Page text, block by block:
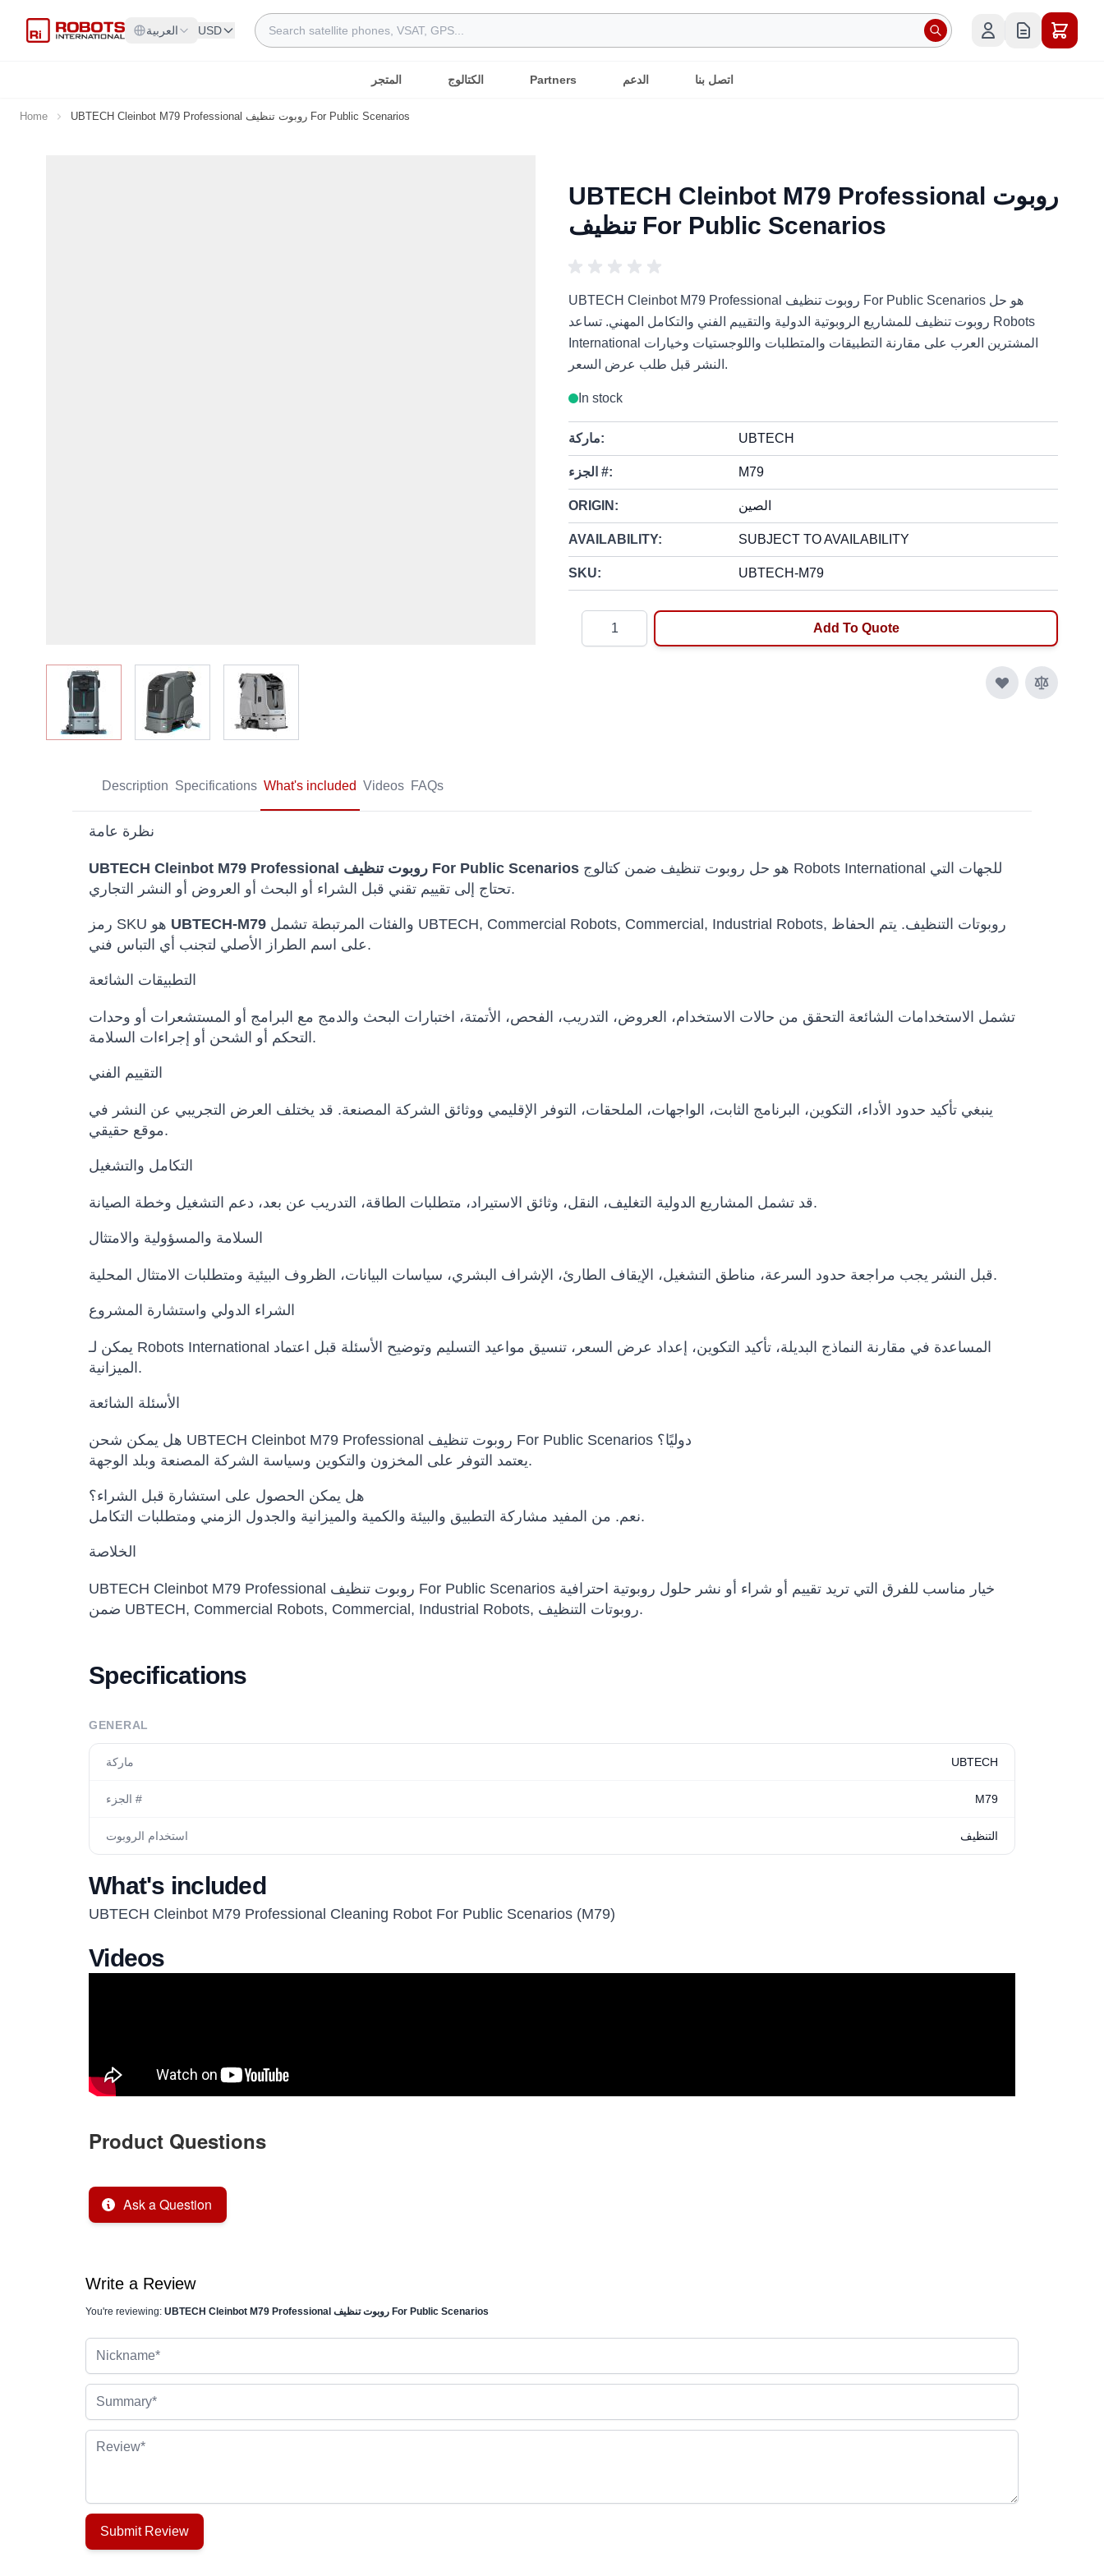
العربية USD
Search
المتجر الكتالوج Partners الدعم اتصل بنا
Home UBTECH Cleinbot M79 Professional روبوت تنظيف For Public Scenarios
UBTECH Cleinbot M79 Professional روبوت
تنظيف For Public Scenarios
View larger imageView larger imageView larger image
UBTECH Cleinbot M79 Professional روبوت تنظيف For Public Scenarios هو حل
روبوت تنظيف للمشاريع الروبوتية الدولية والتقييم الفني والتكامل المهني. تساعد Robots
International المشترين العرب على مقارنة التطبيقات والمتطلبات واللوجستيات وخيارات
النشر قبل طلب عرض السعر.
In stock
ماركة: UBTECH
الجزء #: M79
ORIGIN: الصين
AVAILABILITY: SUBJECT TO AVAILABILITY
SKU: UBTECH-M79
Add To Quote
Description Specifications What's included Videos FAQs
نظرة عامة
UBTECH Cleinbot M79 Professional روبوت تنظيف For Public Scenarios
تحتاج إلى تقييم تقني قبل الشراء أو البحث أو العروض أو النشر التجاري.
UBTECH-M79
على اسم الطراز الأصلي لتجنب أي التباس فني.
التطبيقات الشائعة
تشمل الاستخدامات الشائعة التحقق من حالات الاستخدام، العروض، التدريب، الفحص، الأتمتة، اختبارات البحث والدمج مع البرامج أو المستشعرات أو وحدات
التحكم أو الشحن أو إجراءات السلامة.
التقييم الفني
ينبغي تأكيد حدود الأداء، التكوين، البرنامج الثابت، الواجهات، الملحقات، التوفر الإقليمي ووثائق الشركة المصنعة. قد يختلف العرض التجريبي عن النشر في
موقع حقيقي.
التكامل والتشغيل
قد تشمل المشاريع الدولية التغليف، النقل، وثائق الاستيراد، متطلبات الطاقة، التدريب عن بعد، دعم التشغيل وخطة الصيانة.
السلامة والمسؤولية والامتثال
قبل النشر يجب مراجعة حدود السرعة، مناطق التشغيل، الإيقاف الطارئ، الإشراف البشري، سياسات البيانات، الظروف البيئية ومتطلبات الامتثال المحلية.
الشراء الدولي واستشارة المشروع
يمكن لـ Robots International المساعدة في مقارنة النماذج البديلة، تأكيد التكوين، إعداد عرض السعر، تنسيق مواعيد التسليم وتوضيح الأسئلة قبل اعتماد
الميزانية.
الأسئلة الشائعة
هل يمكن شحن UBTECH Cleinbot M79 Professional روبوت تنظيف For Public Scenarios دوليًا؟
يعتمد التوفر على المخزون والتكوين وسياسة الشركة المصنعة وبلد الوجهة.
هل يمكن الحصول على استشارة قبل الشراء؟
نعم. من المفيد مشاركة التطبيق والبيئة والكمية والميزانية والجدول الزمني ومتطلبات التكامل.
الخلاصة
UBTECH Cleinbot M79 Professional روبوت تنظيف For Public Scenarios خيار مناسب للفرق التي تريد تقييم أو شراء أو نشر حلول روبوتية احترافية
ضمن UBTECH, Commercial Robots, Commercial, Industrial Robots, روبوتات التنظيف.
Specifications
GENERAL
ماركة UBTECH
الجزء # M79
استخدام الروبوت التنظيف
What's included
UBTECH Cleinbot M79 Professional Cleaning Robot For Public Scenarios (M79)
Videos
Product Questions
Ask a Question
Write a Review
You're reviewing: UBTECH Cleinbot M79 Professional روبوت تنظيف For Public Scenarios
Review
Submit Review